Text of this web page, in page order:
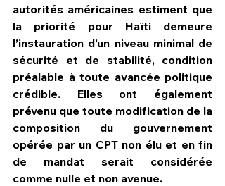
autorités américaines estiment que
la priorité pour Haïti demeure
l’instauration d’un niveau minimal de
sécurité et de stabilité, condition
préalable à toute avancée politique
crédible. Elles ont également
prévenu que toute modification de la
composition du gouvernement
opérée par un CPT non élu et en fin
de mandat serait considérée
comme nulle et non avenue.